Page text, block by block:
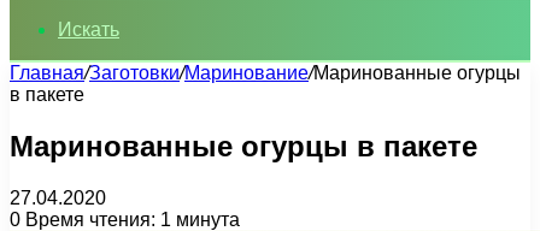
Искать
Главная/Заготовки/Маринование/Маринованные огурцы
в пакете
Маринованные огурцы в пакете
27.04.2020
0 Время чтения: 1 минута